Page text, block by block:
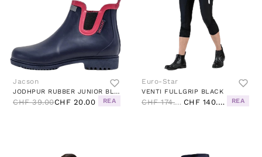
Jacson
JODHPUR RUBBER JUNIOR BLUE/PINK
CHF 39.00CHF 20.00 REA
Euro-Star
VENTI FULLGRIP BLACK
CHF 174.00 CHF 140.00 REA